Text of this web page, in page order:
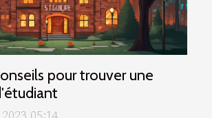
pour trouver une